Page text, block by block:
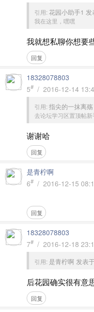
引用: 花园小助手1 发
我在这里，嘿嘿
我就想私聊你想要
回复
18328078803
5# / 2016-12-14
引用: 指尖的一抹离
去论坛学习区置顶帖新
谢谢哈
回复
是青柠啊
6# / 2016-12-15
回复
18328078803
7# / 2016-12-18
引用: 是青柠啊 发表
后花园确实很有意
回复